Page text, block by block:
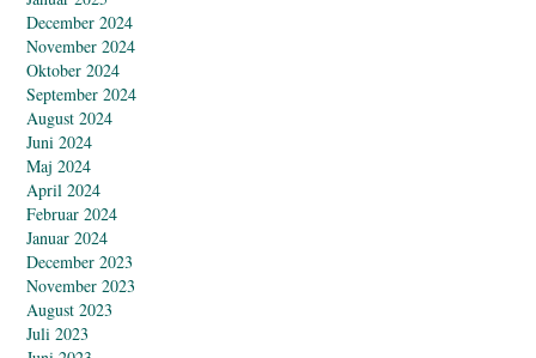
December 2024
November 2024
Oktober 2024
September 2024
August 2024
Juni 2024
Maj 2024
April 2024
Februar 2024
Januar 2024
December 2023
November 2023
August 2023
Juli 2023